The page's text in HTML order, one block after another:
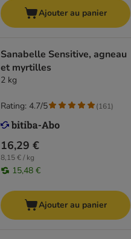
Ajouter au panier
Sanabelle Sensitive, agneau
et myrtilles
2 kg
16,29 €
8,15 € / kg
15,48 €
Rating: 4.7/5 (161)
Ajouter au panier